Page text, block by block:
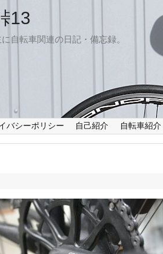
13
に自転車関連の日記・備忘録。
バシーポリシー 自己紹介 自転車紹介